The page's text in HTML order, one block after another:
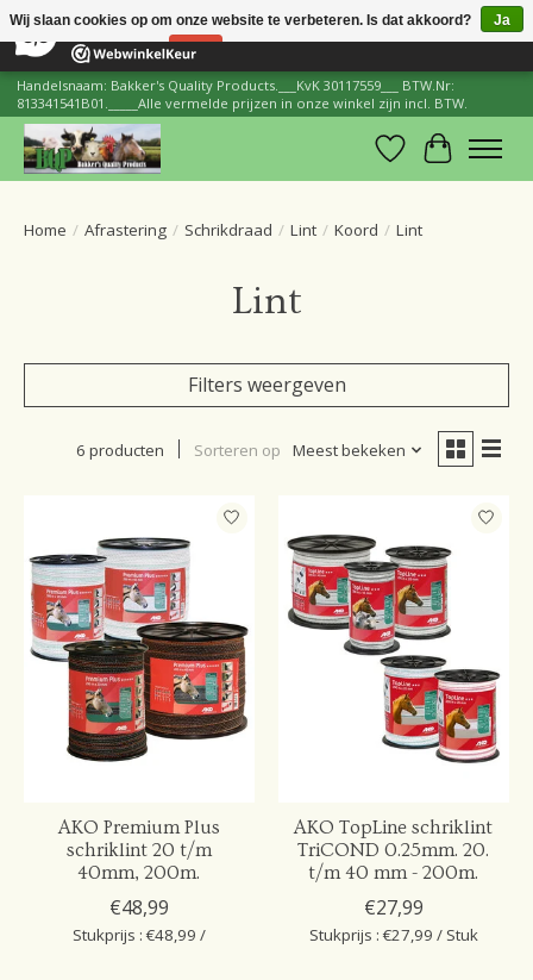
206 Reviews ×
Handelsnaam: Bakker's Quality Products.___KvK 30117559___ BTW.Nr:
813341541B01._____Alle vermelde prijzen in onze winkel zijn incl. BTW.
Verlanglijst
Home / Afrastering / Schrikdraad / Lint / Koord / Lint
Lint
Filters weergeven
6 producten Sorteren op Meest bekeken
AKO Premium Plus
schriklint 20 t/m
40mm, 200m.
€48,99
Stukprijs : €48,99 /
AKO TopLine schriklint
TriCOND 0.25mm. 20.
t/m 40 mm - 200m.
€27,99
Stukprijs : €27,99 / Stuk
Wij slaan cookies op om onze website te verbeteren. Is dat akkoord?
Ja
Nee